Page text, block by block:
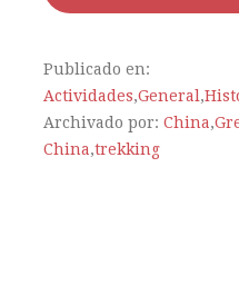
Publicado en:
Actividades,General ,
Archivado por: China,
China,trekking